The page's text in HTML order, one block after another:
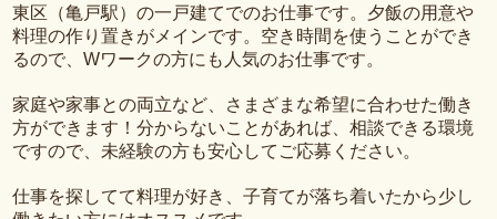
東区（亀戸駅）の一戸建てでのお仕事です。夕飯の用意や
料理の作り置きがメインです。空き時間を使うことができ
るので、Wワークの方にも人気のお仕事です。
家庭や家事との両立など、さまざまな希望に合わせた働き
方ができます！分からないことがあれば、相談できる環境
ですので、未経験の方も安心してご応募ください。
仕事を探してて料理が好き、子育てが落ち着いたから少し